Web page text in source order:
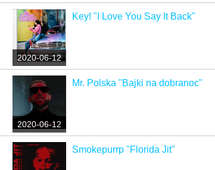
2020-06-12
Key! "I Love You Say It Back"
2020-06-12
Mr. Polska "Bajki na dobranoc"
Smokepurrp "Florida Jit"